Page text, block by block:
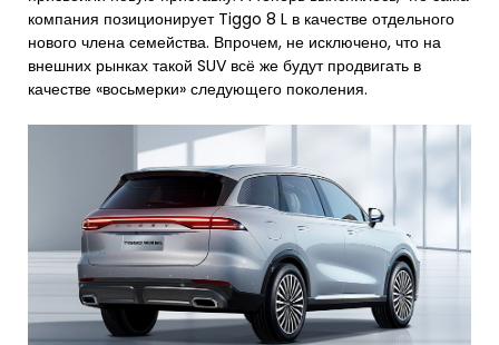
компания позиционирует Tiggo 8 L в качестве отдельного
нового члена семейства. Впрочем, не исключено, что на
внешних рынках такой SUV всё же будут продвигать в
качестве «восьмерки» следующего поколения.